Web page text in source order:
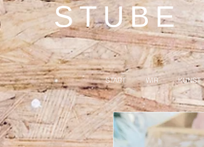
STUBE
START WIR KUNST